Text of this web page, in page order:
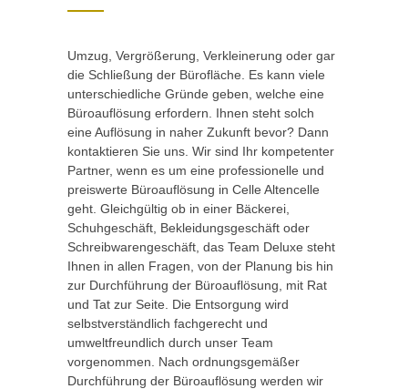
Umzug, Vergrößerung, Verkleinerung oder gar
die Schließung der Bürofläche. Es kann viele
unterschiedliche Gründe geben, welche eine
Büroauflösung erfordern. Ihnen steht solch
eine Auflösung in naher Zukunft bevor? Dann
kontaktieren Sie uns. Wir sind Ihr kompetenter
Partner, wenn es um eine professionelle und
preiswerte Büroauflösung in Celle Altencelle
geht. Gleichgültig ob in einer Bäckerei,
Schuhgeschäft, Bekleidungsgeschäft oder
Schreibwarengeschäft, das Team Deluxe steht
Ihnen in allen Fragen, von der Planung bis hin
zur Durchführung der Büroauflösung, mit Rat
und Tat zur Seite. Die Entsorgung wird
selbstverständlich fachgerecht und
umweltfreundlich durch unser Team
vorgenommen. Nach ordnungsgemäßer
Durchführung der Büroauflösung werden wir